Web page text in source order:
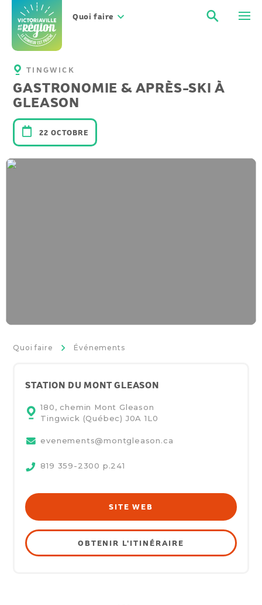
contenu
Quoi faire
TINGWICK
GASTRONOMIE & APRÈS-SKI À
GLEASON
22 OCTOBRE
Quoi faire >
Événements
STATION DU MONT GLEASON
180, chemin Mont Gleason
Tingwick (Québec) J0A 1L0
evenements@montgleason.ca
819 359-2300 p.241
SITE WEB
OBTENIR L'ITINÉRAIRE